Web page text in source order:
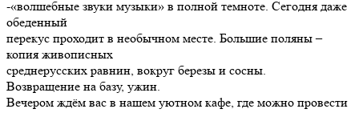
-«волшебные звуки музыки» в полной темноте. Сегодня даже
обеденный
перекус проходит в необычном месте. Большие поляны –
копия живописных
среднерусских равнин, вокруг березы и сосны.
Возвращение на базу, ужин.
Вечером ждём вас в нашем уютном кафе, где можно провести